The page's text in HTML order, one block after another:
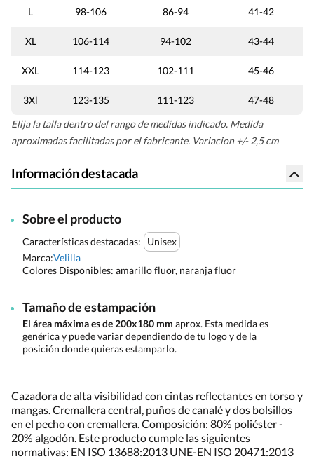
L 98-106 86-94 41-42
XL 106-114 94-102 43-44
XXL 114-123 102-111 45-46
3Xl 123-135 111-123
47-48
Elija la talla dentro del rango de medidas indicado. Medida
aproximadas facilitadas por el fabricante. Variacion +/- 2,5 cm
Información destacada
Sobre el producto
Características destacadas:
Unisex
Marca:Velilla
Colores Disponibles: amarillo fluor, naranja fluor
Tamaño de estampación
El área máxima es de 200x180 mm aprox. Esta medida es
genérica y puede variar dependiendo de tu logo y de la
posición donde quieras estamparlo.
Cazadora de alta visibilidad con cintas reflectantes en torso y
mangas. Cremallera central, puños de canalé y dos bolsillos
en el pecho con cremallera. Composición: 80% poliéster -
20% algodón. Este producto cumple las siguientes
normativas: EN ISO 13688:2013 UNE-EN ISO 20471:2013